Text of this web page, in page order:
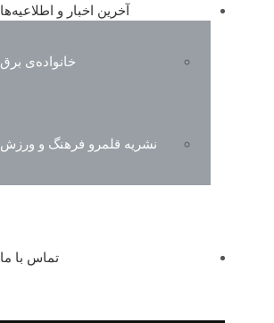
آخرین اخبار و اطلاعیه‌ها
خانواده‌ی برق
نشریه قلمرو فرهنگ و ورزش
تماس با ما